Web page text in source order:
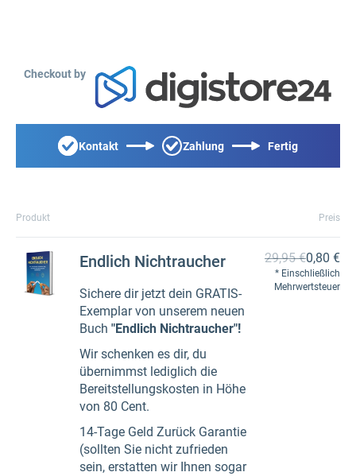
Checkout by
Kontakt Zahlung Fertig
Produkt Preis
Endlich Nichtraucher
Sichere dir jetzt dein GRATIS-
Exemplar von unserem neuen
Buch "Endlich Nichtraucher"!
Wir schenken es dir, du
übernimmst lediglich die
Bereitstellungskosten in Höhe
von 80 Cent.
14-Tage Geld Zurück Garantie
(sollten Sie nicht zufrieden
sein, erstatten wir Ihnen sogar
29,95 €0,80 €
Einschließlich
Mehrwertsteuer